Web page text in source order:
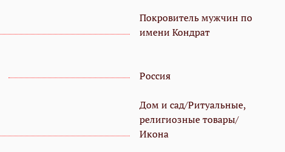
Покровитель мужчин по
имени Кондрат
Россия
Дом и сад/Ритуальные,
религиозные товары/
Икона